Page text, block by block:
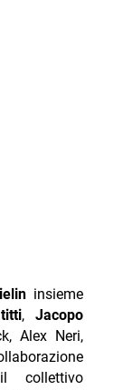
insieme
,Jacopo
Alex Neri,
collettivo